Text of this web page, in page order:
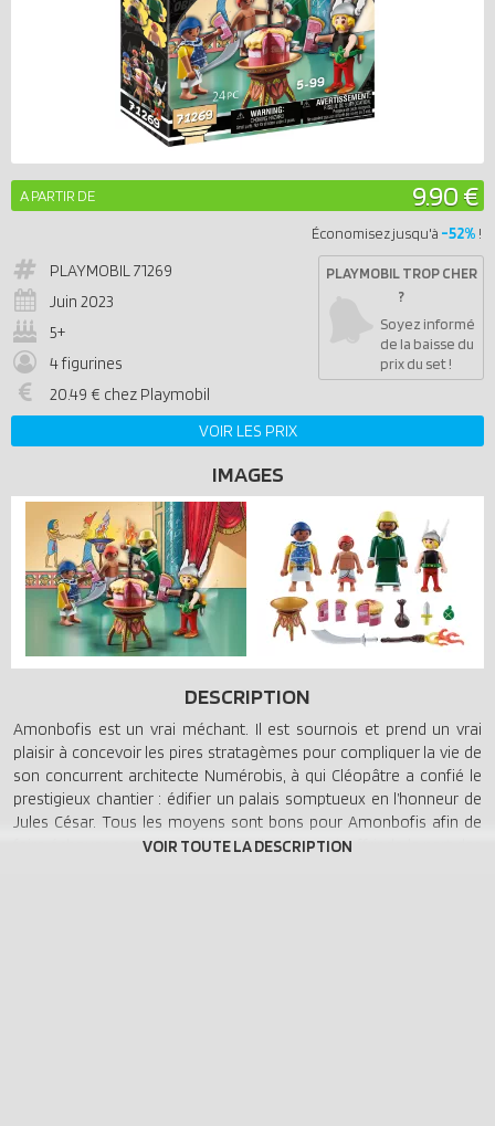
A PARTIR DE 9.90 €
Économisez jusqu'à -52% !
PLAYMOBIL71269
Juin 2023
5+
4 figurines
20.49 € chez Playmobil
PLAYMOBIL TROP CHER
?
Soyez informé
de la baisse du
prix du set !
VOIR LES PRIX
IMAGES
DESCRIPTION
Amonbofis est un vrai méchant. Il est sournois et prend un vrai
plaisir à concevoir les pires stratagèmes pour compliquer la vie de
son concurrent architecte Numérobis, à qui Cléopâtre a confié le
prestigieux chantier : édifier un palais somptueux en l’honneur de
Jules César. Tous les moyens sont bons pour Amonbofis afin de
faire échouer ce projet ambitieux , il va jusqu' à offrir de la part des